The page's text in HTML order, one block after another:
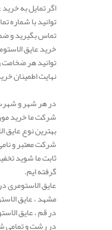
اگر تمایل به
توانید با
تماس بگیرید و
خرید عایق
توانید هر ضخامت
نهایت اطمینان
در هر شهر و
شرکت ما خرید
بهترین نوع عایق
شرکت معتبر و
ثابت ما شوید
گرفته ایم.
عایق الاستومری
مشهد ، عایق
در قم ، عایق
در رشت و تمامی